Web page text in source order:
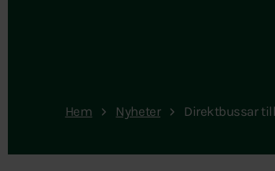
Hem Nyheter Direktbussar